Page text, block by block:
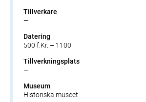
Tillverkare
—
Datering
500 f.Kr. – 1100
Tillverkningsplats
—
Museum
Historiska museet